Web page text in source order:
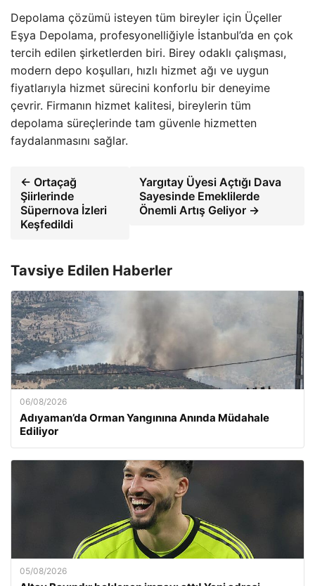
Depolama çözümü isteyen tüm bireyler için Üçeller
Eşya Depolama, profesyonelliğiyle İstanbul’da en çok
tercih edilen şirketlerden biri. Birey odaklı çalışması,
modern depo koşulları, hızlı hizmet ağı ve uygun
fiyatlarıyla hizmet sürecini konforlu bir deneyime
çevrir. Firmanın hizmet kalitesi, bireylerin tüm
depolama süreçlerinde tam güvenle hizmetten
faydalanmasını sağlar.
← Ortaçağ
Şiirlerinde
Süpernova İzleri
Keşfedildi
Yargıtay Üyesi Açtığı Dava
Sayesinde Emeklilerde
Önemli Artış Geliyor →
Tavsiye Edilen Haberler
06/08/2026
Adıyaman’da Orman Yangınına Anında Müdahale
Ediliyor
05/08/2026